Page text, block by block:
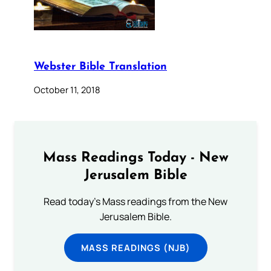
Webster Bible Translation
October 11, 2018
Mass Readings Today - New
Jerusalem Bible
Read today's Mass readings from the New
Jerusalem Bible.
MASS READINGS (NJB)